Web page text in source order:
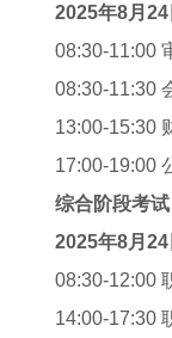
2025年8月24
08:30-11:00
08:30-11:30
13:00-15:30
17:00-19:00
综合阶段考试
2025年8月24
08:30-12:00
14:00-17:30